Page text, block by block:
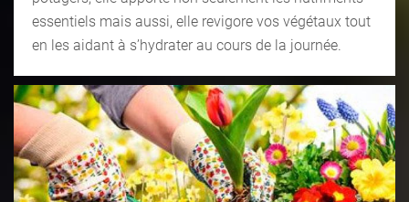
essentiels mais aussi, elle revigore vos végétaux tout
en les aidant à s’hydrater au cours de la journée.